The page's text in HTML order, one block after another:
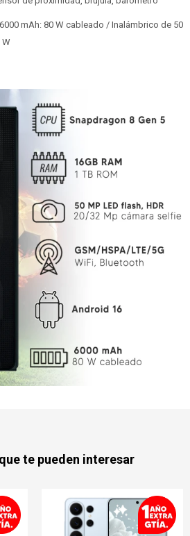
mAh: 80 W cableado / Inalámbrico de 50
te pueden interesar